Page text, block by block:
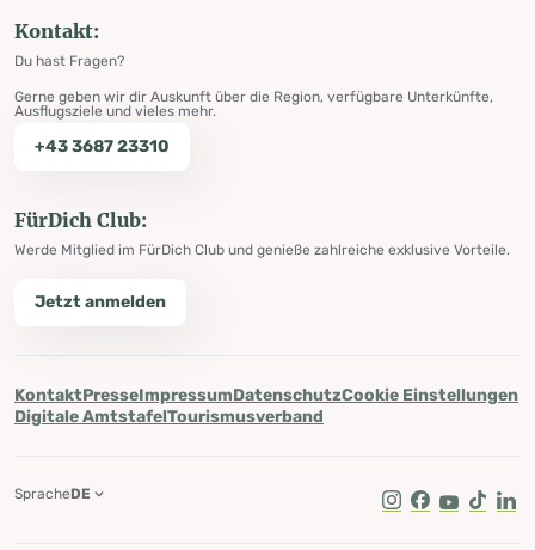
Kontakt:
Du hast Fragen?
Gerne geben wir dir Auskunft über die Region, verfügbare Unterkünfte,
Ausflugsziele und vieles mehr.
+43 3687 23310
FürDich Club:
Werde Mitglied im FürDich Club und genieße zahlreiche exklusive Vorteile.
Jetzt anmelden
KontaktPresseImpressumDatenschutzCookie Einstellungen
Digitale AmtstafelTourismusverband
Instagram
Facebook
Youtube
Tik Tok
SpracheDE